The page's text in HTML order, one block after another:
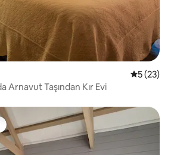
55 (23)
Arnavut Taşından Kır Evi